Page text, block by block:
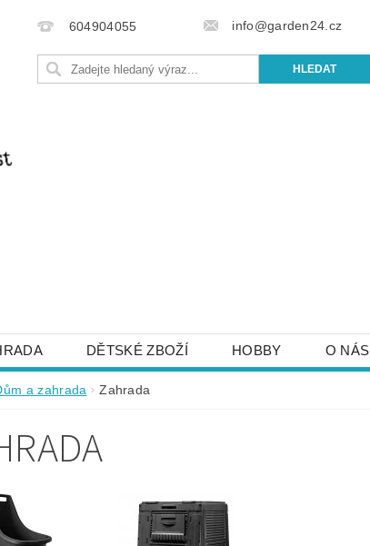
604904055 info@garden24.cz
DĚTSKÉ ZBOŽÍ HOBBY O NÁS
NÁM OBCHODNÍ PODMÍNKY
a zahrada Zahrada